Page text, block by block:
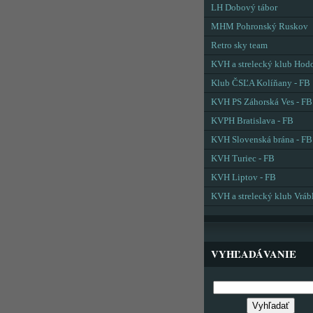
LH Dobový tábor
MHM Pohronský Ruskov
Retro sky team
KVH a strelecký klub
Klub ČSĽA Kolíňany - FB
KVH PS Záhorská Ves - FB
KVPH Bratislava - FB
KVH Slovenská brána - FB
KVH Turiec - FB
KVH Liptov - FB
KVH a strelecký klub
VYHĽADÁVANIE